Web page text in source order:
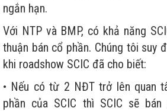
ngắn hạn.
Với NTP và BMP, có khả năng
thuận bán cổ phần. Chúng tôi suy
khi roadshow SCIC đã cho biết:
• Nếu có từ 2 NĐT trở lên quan
phần của SCIC thì SCIC sẽ